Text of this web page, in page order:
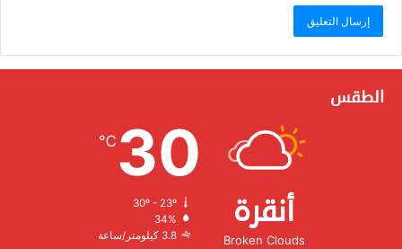
الطقس
أنقرة
Broken Clouds
30
℃
30º - 23º
الرطوبة:
الرياح:3.8 كيلومتر/ساعة